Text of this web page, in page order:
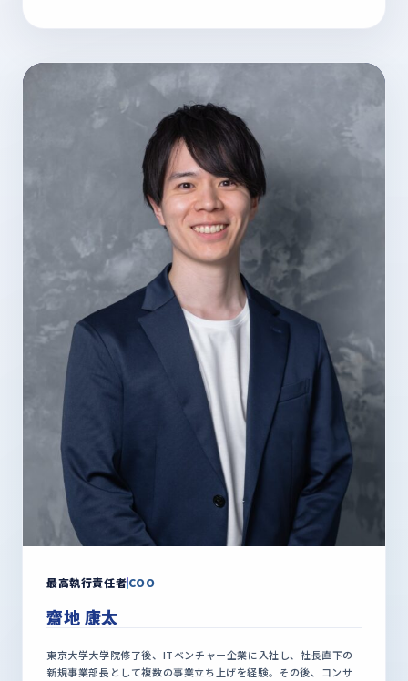
最高執行責任者COO
齋地 康太
東京大学大学院修了後、ITベンチャー企業に入社し、社長直下の
新規事業部長として複数の事業立ち上げを経験。その後、コンサ